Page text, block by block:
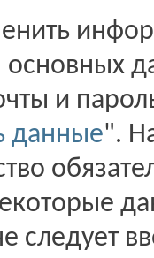
и
данные".
следует